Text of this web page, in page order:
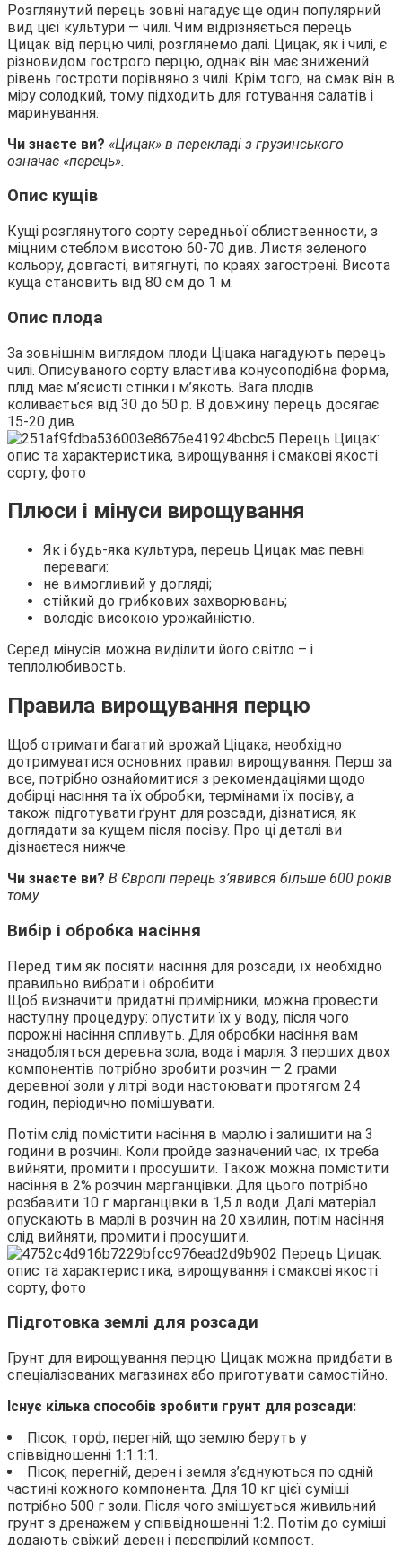
Розглянутий перець зовні нагадує ще один популярний
вид цієї культури — чилі. Чим відрізняється перець
Цицак від перцю чилі, розглянемо далі. Цицак, як і чилі, є
різновидом гострого перцю, однак він має знижений
рівень гостроти порівняно з чилі. Крім того, на смак він в
міру солодкий, тому підходить для готування салатів і
маринування.
Чи знаєте ви? «Цицак» в перекладі з грузинського
означає «перець».
Опис кущів
Кущі розглянутого сорту середньої облиственности, з
міцним стеблом висотою 60-70 див. Листя зеленого
кольору, довгасті, витягнуті, по краях загострені. Висота
куща становить від 80 см до 1 м.
Опис плода
За зовнішнім виглядом плоди Ціцака нагадують перець
чилі. Описуваного сорту властива конусоподібна форма,
плід має м’ясисті стінки і м’якоть. Вага плодів
коливається від 30 до 50 р. В довжину перець досягає
15-20 див.
Плюси і мінуси вирощування
Як і будь-яка культура, перець Цицак має певні
переваги:
не вимогливий у догляді;
стійкий до грибкових захворювань;
володіє високою урожайністю.
Серед мінусів можна виділити його світло – і
теплолюбивость.
Правила вирощування перцю
Щоб отримати багатий врожай Ціцака, необхідно
дотримуватися основних правил вирощування. Перш за
все, потрібно ознайомитися з рекомендаціями щодо
добірці насіння та їх обробки, термінами їх посіву, а
також підготувати ґрунт для розсади, дізнатися, як
доглядати за кущем після посіву. Про ці деталі ви
дізнаєтеся нижче.
Чи знаєте ви? В Європі перець з’явився більше 600 років
тому.
Вибір і обробка насіння
Перед тим як посіяти насіння для розсади, їх необхідно
правильно вибрати і обробити.
Щоб визначити придатні примірники, можна провести
наступну процедуру: опустити їх у воду, після чого
порожні насіння спливуть. Для обробки насіння вам
знадобляться деревна зола, вода і марля. З перших двох
компонентів потрібно зробити розчин — 2 грами
деревної золи у літрі води настоювати протягом 24
годин, періодично помішувати.
Потім слід помістити насіння в марлю і залишити на 3
години в розчині. Коли пройде зазначений час, їх треба
вийняти, промити і просушити. Також можна помістити
насіння в 2% розчин марганцівки. Для цього потрібно
розбавити 10 г марганцівки в 1,5 л води. Далі матеріал
опускають в марлі в розчин на 20 хвилин, потім насіння
слід вийняти, промити і просушити.
Підготовка землі для розсади
Грунт для вирощування перцю Цицак можна придбати в
спеціалізованих магазинах або приготувати самостійно.
Існує кілька способів зробити грунт для розсади:
Пісок, торф, перегній, що землю беруть у
співвідношенні 1:1:1:1.
Пісок, перегній, дерен і земля з’єднуються по одній
частині кожного компонента. Для 10 кг цієї суміші
потрібно 500 г золи. Після чого змішується живильний
грунт з дренажем у співвідношенні 1:2. Потім до суміші
додають свіжий дерен і перепрілий компост.